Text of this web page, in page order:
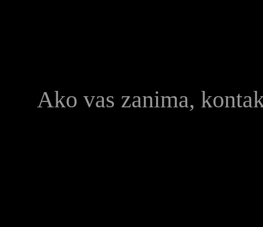
Ako vas zanima,